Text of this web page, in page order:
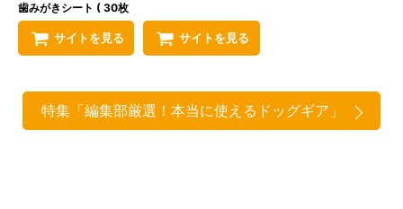
歯みがきシート ( 30枚
)
サイトを見る サイトを見る
特集「編集部厳選！本当に使えるドッグギア」